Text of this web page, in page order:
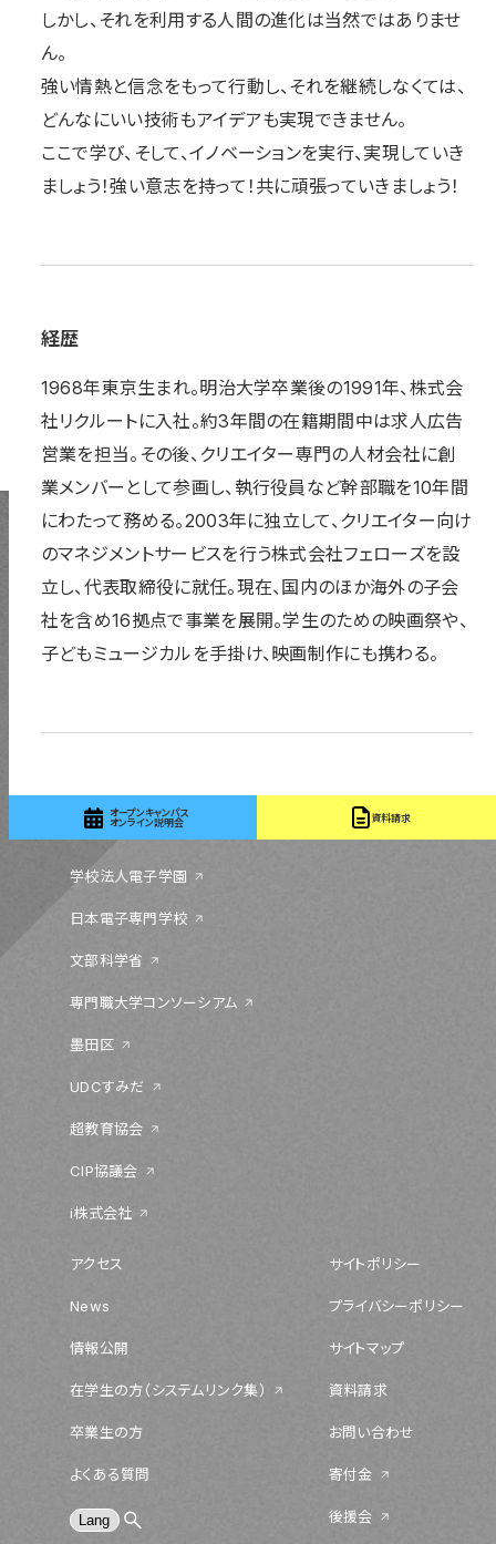
しかし、それを利用する人間の進化は当然ではありませ
ん。
強い情熱と信念をもって行動し、それを継続しなくては、
どんなにいい技術もアイデアも実現できません。
ここで学び、そして、イノベーションを実行、実現していき
ましょう！強い意志を持って！共に頑張っていきましょう！
経歴
1968年東京生まれ。明治大学卒業後の1991年、株式会
社リクルートに入社。約3年間の在籍期間中は求人広告
営業を担当。その後、クリエイター専門の人材会社に創
業メンバーとして参画し、執行役員など幹部職を10年間
にわたって務める。2003年に独立して、クリエイター向け
のマネジメントサービスを行う株式会社フェローズを設
立し、代表取締役に就任。現在、国内のほか海外の子会
社を含め16拠点で事業を展開。学生のための映画祭や、
子どもミュージカルを手掛け、映画制作にも携わる。
オープンキャンパス
オンライン説明会
資料請求
03-5655-1555
学校法人電子学園
日本電子専門学校
文部科学省
専門職大学コンソーシアム
墨田区
UDCすみだ
超教育協会
CIP協議会
i株式会社
アクセス
News
情報公開
在学生の方（システムリンク集）
卒業生の方
よくある質問
サイトポリシー
プライバシーポリシー
サイトマップ
資料請求
お問い合わせ
寄付金
後援会